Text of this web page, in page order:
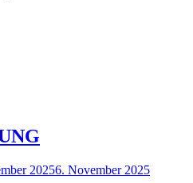
20256. November 2025